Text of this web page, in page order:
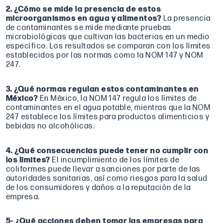
2. ¿Cómo se mide la presencia de estos
microorganismos en agua y alimentos? La presencia
de contaminantes se mide mediante pruebas
microbiológicas que cultivan las bacterias en un medio
específico. Los resultados se comparan con los límites
establecidos por las normas como la NOM 147 y NOM
247.
3. ¿Qué normas regulan estos contaminantes en
México? En México, la NOM 147 regula los límites de
contaminantes en el agua potable, mientras que la NOM
247 establece los límites para productos alimenticios y
bebidas no alcohólicas.
4. ¿Qué consecuencias puede tener no cumplir con
los límites? El incumplimiento de los límites de
coliformes puede llevar a sanciones por parte de las
autoridades sanitarias, así como riesgos para la salud
de los consumidores y daños a la reputación de la
empresa.